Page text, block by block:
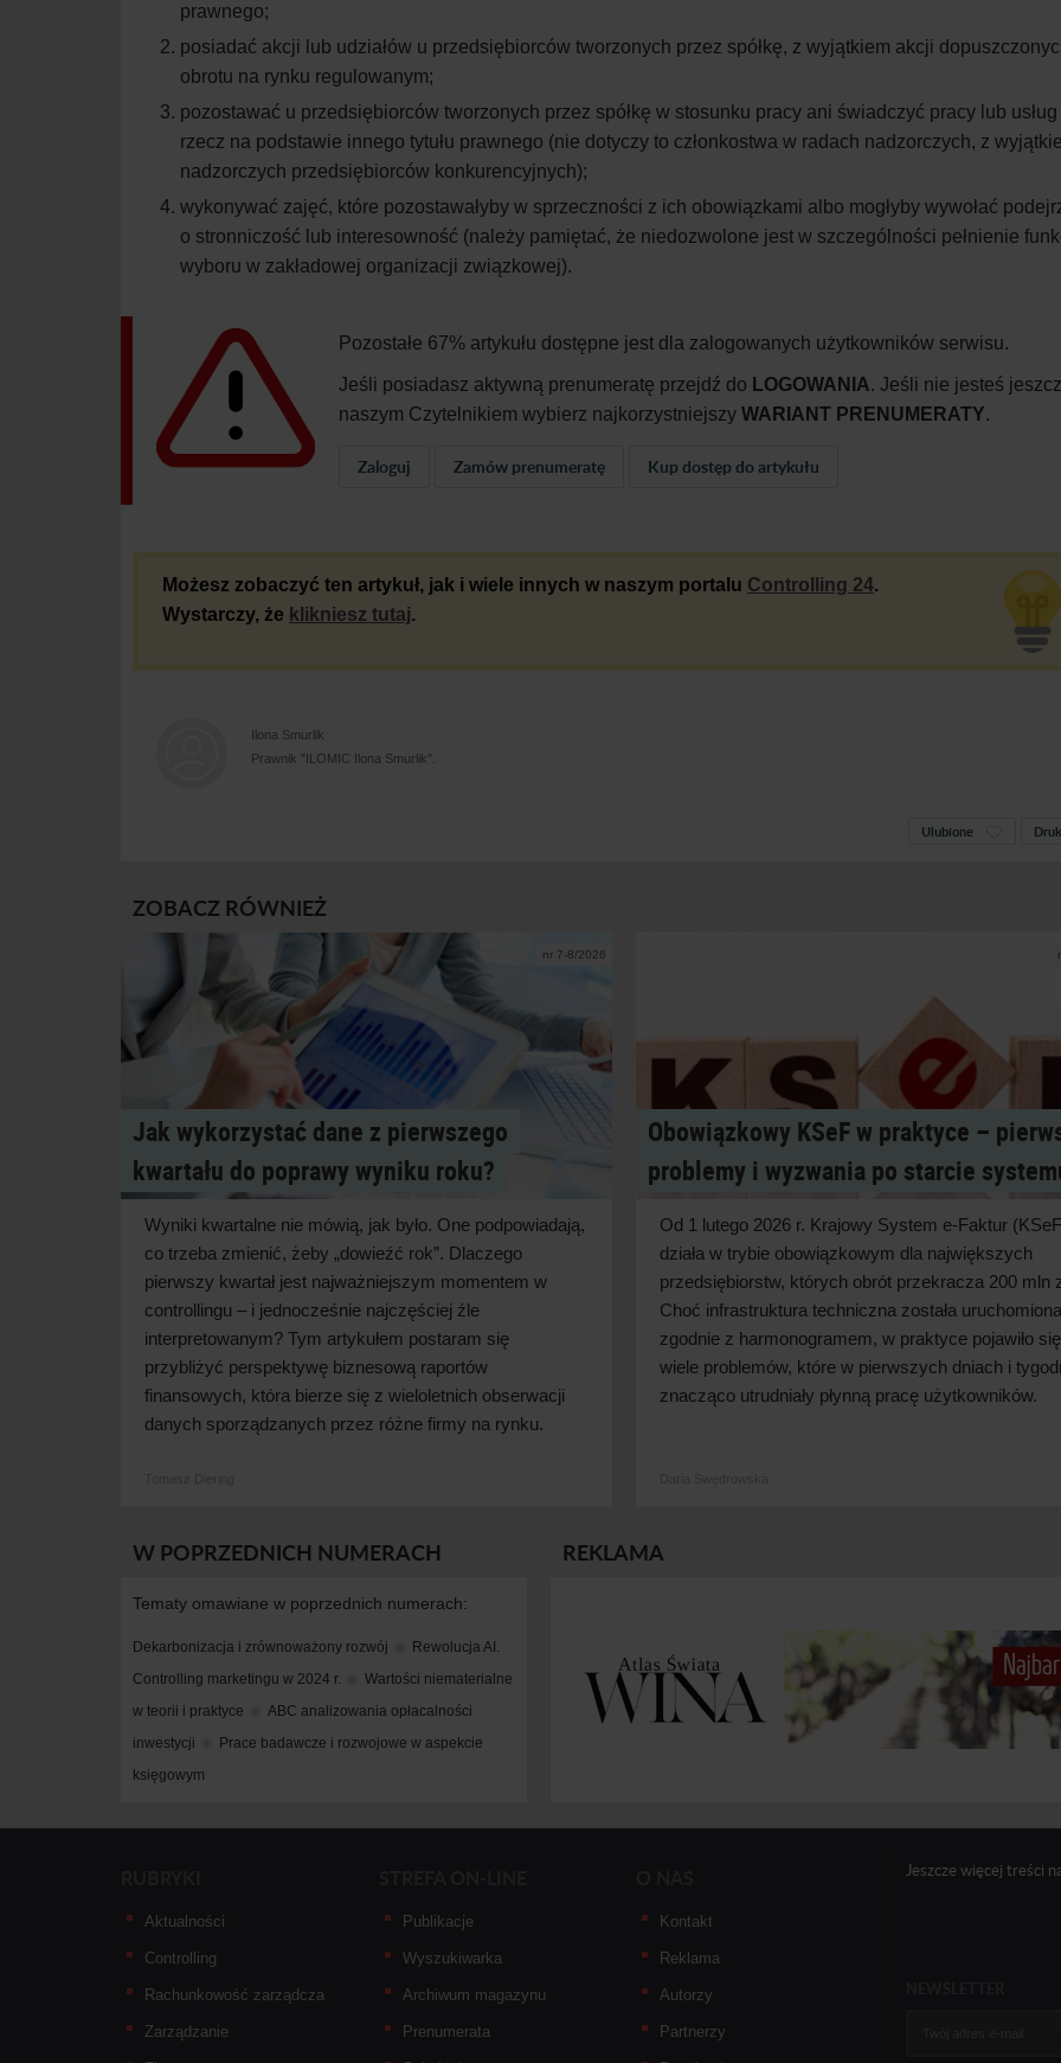
prawnego;
posiadać akcji lub udziałów u przedsiębiorców tworzonych przez spółkę, z wyjątkiem akcji
obrotu na rynku regulowanym;
pozostawać u przedsiębiorców tworzonych przez spółkę w stosunku pracy ani świadczyć pracy lub
rzecz na podstawie innego tytułu prawnego (nie dotyczy to członkostwa w radach nadzorczych, z
nadzorczych przedsiębiorców konkurencyjnych);
wykonywać zajęć, które pozostawałyby w sprzeczności z ich obowiązkami albo mogłyby wywołać
o stronniczość lub interesowność (należy pamiętać, że niedozwolone jest w szczególności pełnienie
wyboru w zakładowej organizacji związkowej).
Pozostałe 67% artykułu dostępne jest dla zalogowanych użytkowników serwisu.
Jeśli posiadasz aktywną prenumeratę przejdź do LOGOWANIA. Jeśli nie jesteś
naszym Czytelnikiem wybierz najkorzystniejszy WARIANT PRENUMERATY.
Zaloguj Zamów prenumeratę Kup dostęp do artykułu
Możesz zobaczyć ten artykuł, jak i wiele innych w naszym portalu Controlling 24.
Wystarczy, że klikniesz tutaj.
Ilona Smurlik
Prawnik "ILOMIC Ilona Smurlik".
Ulubione
ZOBACZ RÓWNIEŻ
nr 7-8/2026
Jak wykorzystać dane z pierwszego
kwartału do poprawy wyniku roku?
Wyniki kwartalne nie mówią, jak było. One podpowiadają,
co trzeba zmienić, żeby „dowieźć rok”. Dlaczego
pierwszy kwartał jest najważniejszym momentem w
controllingu – i jednocześnie najczęściej źle
interpretowanym? Tym artykułem postaram się
przybliżyć perspektywę biznesową raportów
finansowych, która bierze się z wieloletnich obserwacji
danych sporządzanych przez różne firmy na rynku.
Obowiązkowy KSeF w praktyce –
problemy i wyzwania po starcie
Od 1 lutego 2026 r. Krajowy System e-Faktur
działa w trybie obowiązkowym dla największych
przedsiębiorstw, których obrót przekracza 200 mln
Choć infrastruktura techniczna została uruchomiona
zgodnie z harmonogramem, w praktyce pojawiło się
wiele problemów, które w pierwszych dniach i
znacząco utrudniały płynną pracę użytkowników.
W POPRZEDNICH NUMERACH
Tematy omawiane w poprzednich numerach:
Dekarbonizacja i zrównoważony rozwój
Rewolucja AI.
Controlling marketingu w 2024 r.
Wartości niematerialne
w teorii i praktyce
ABC analizowania opłacalności
inwestycji
Prace badawcze i rozwojowe w aspekcie
księgowym
REKLAMA
Aktualności
Controlling
Rachunkowość zarządcza
Zarządzanie
Publikacje
Wyszukiwarka
Archiwum magazynu
Prenumerata
Kontakt
Reklama
Autorzy
Partnerzy
Jeszcze więcej treści